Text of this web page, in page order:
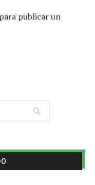
para publicar un